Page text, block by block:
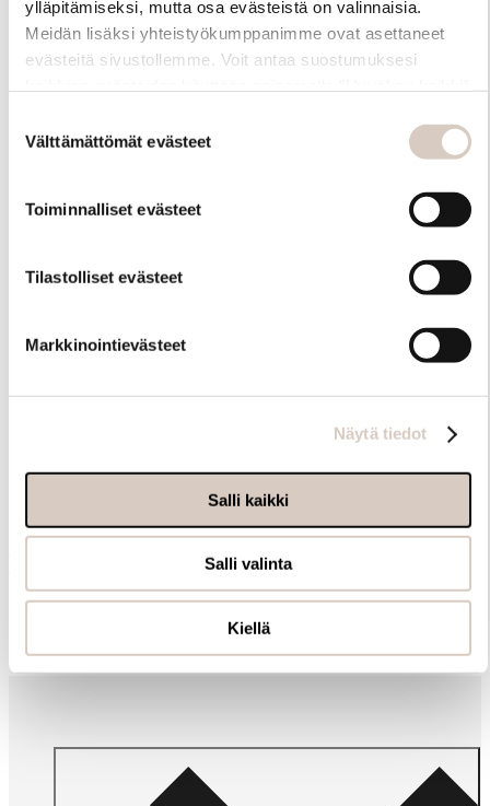
ylläpitämiseksi, mutta osa evästeistä on valinnaisia.
Meidän lisäksi yhteistyökumppanimme ovat asettaneet
evästeitä sivustollemme. Voit antaa suostumuksesi
myöhemmin ”Evästeasetukset” -linkin kautta.
valinta
Välttämättömät evästeet
Toiminnalliset evästeet
Tilastolliset evästeet
Markkinointievästeet
Näytä tiedot
Salli kaikki
Salli valinta
Kiellä
Hoito-ohjeet
Samankaltaisia tuotteita
Muut ostivat myös